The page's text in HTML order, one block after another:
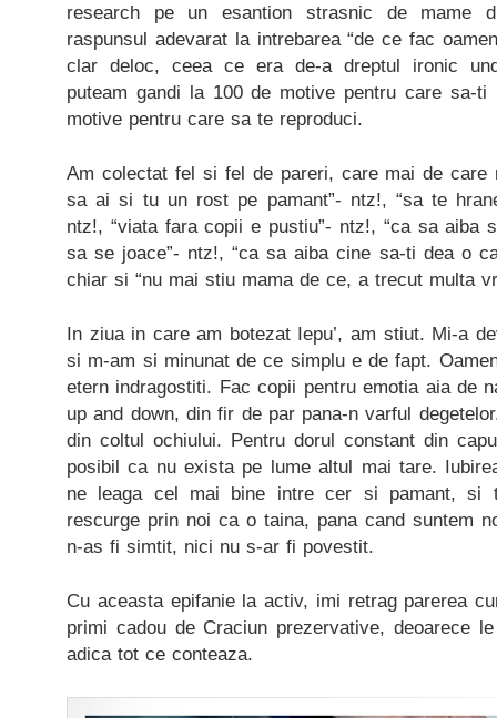
research pe un esantion strasnic de mame
raspunsul adevarat la intrebarea “de ce fac
clar deloc, ceea ce era de-a dreptul ironic
puteam gandi la 100 de motive pentru care sa-
motive pentru care sa te reproduci.
Am colectat fel si fel de pareri, care mai de care
sa ai si tu un rost pe pamant”- ntz!, “sa te
ntz!, “viata fara copii e pustiu”- ntz!, “ca sa aiba
sa se joace”- ntz!, “ca sa aiba cine sa-ti dea o
chiar si “nu mai stiu mama de ce, a trecut multa
In ziua in care am botezat Iepu’, am stiut. Mi-a
si m-am si minunat de ce simplu e de fapt.
etern indragostiti. Fac copii pentru emotia aia de
up and down, din fir de par pana-n varful
din coltul ochiului. Pentru dorul constant din
posibil ca nu exista pe lume altul mai tare.
ne leaga cel mai bine intre cer si pamant, si
rescurge prin noi ca o taina, pana cand suntem
n-as fi simtit, nici nu s-ar fi povestit.
Cu aceasta epifanie la activ, imi retrag parerea
primi cadou de Craciun prezervative, deoarece
adica tot ce conteaza.